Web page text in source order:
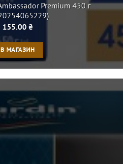
Premium 450 г
155.00 ₴
В МАГАЗИН